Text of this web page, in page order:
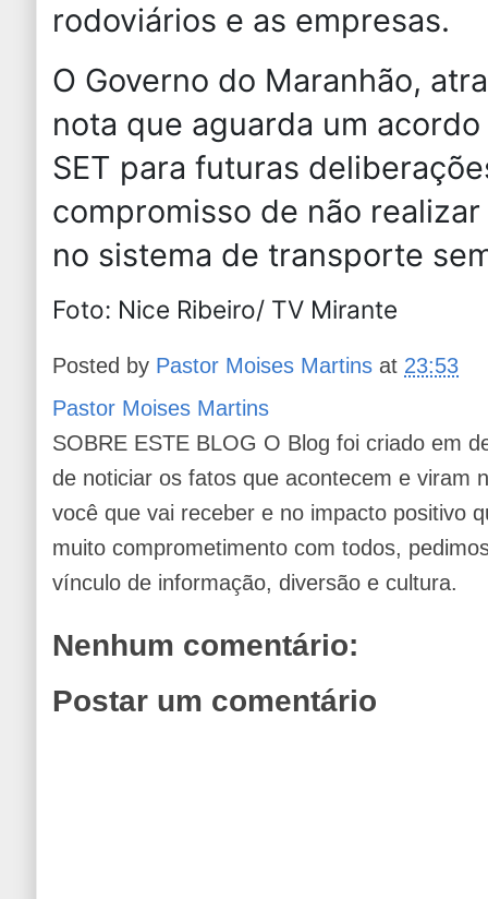
rodoviários e as empresas.
O Governo do Maranhão,
nota que aguarda um
SET para futuras
compromisso de não
no sistema de transporte
Foto: Nice Ribeiro/ TV Mirante
Posted by Pastor Moises Martins at 23:53
Pastor Moises Martins
SOBRE ESTE BLOG O Blog foi criado em
de noticiar os fatos que acontecem e viram
você que vai receber e no impacto positivo
muito comprometimento com todos,
vínculo de informação, diversão e cultura.
Nenhum comentário:
Postar um comentário